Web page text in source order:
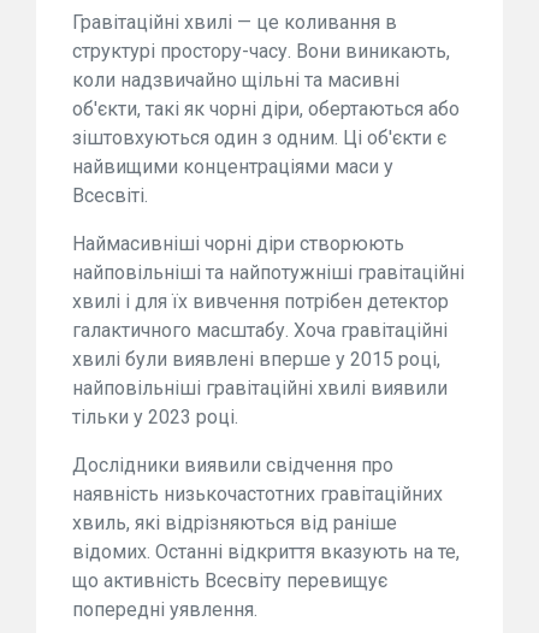
Гравітаційні хвилі — це коливання в
структурі простору-часу. Вони виникають,
коли надзвичайно щільні та масивні
об'єкти, такі як чорні діри, обертаються або
зіштовхуються один з одним. Ці об'єкти є
найвищими концентраціями маси у
Всесвіті.
Наймасивніші чорні діри створюють
найповільніші та найпотужніші гравітаційні
хвилі і для їх вивчення потрібен детектор
галактичного масштабу. Хоча гравітаційні
хвилі були виявлені вперше у 2015 році,
найповільніші гравітаційні хвилі виявили
тільки у 2023 році.
Дослідники виявили свідчення про
наявність низькочастотних гравітаційних
хвиль, які відрізняються від раніше
відомих. Останні відкриття вказують на те,
що активність Всесвіту перевищує
попередні уявлення.